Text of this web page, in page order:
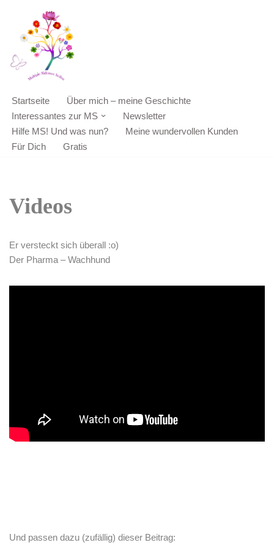
Zum
Inhalt
springen
Startseite
Über mich – meine Geschichte
Interessantes zur MS
Newsletter
Hilfe MS! Und was nun?
Meine wundervollen Kunden
Für Dich
Gratis
Videos
Er versteckt sich überall :o)
Der Pharma – Wachhund
Und passen dazu (zufällig) dieser Beitrag: